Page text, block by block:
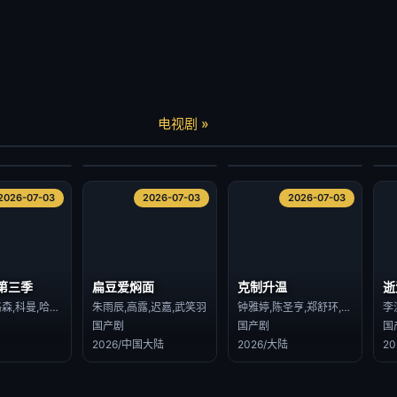
电视剧 »
07-03
2026/台湾
2026-07-03
2026/大陆
2026-07-03
三季
丽贝卡·弗格森,科曼,哈丽特·瓦尔特,才那扎·乌奇,阿维·纳什,亚历山大·莱利,肖恩·麦克雷,雷米·米尔纳,里克·戈麦斯,比利·波斯尔思韦特,克莱尔·珀金斯,阿什利·祖克曼,杰西卡·亨维克,劳拉·伊内斯,杰西卡·布朗·芬德利,莫文·克里斯蒂,里德·伯尼,马特·克拉文,科林·汉克斯,史蒂夫·扎恩
07-03
扁豆爱焖面
朱雨辰,高露,迟嘉,武笑羽
国产剧
2026/中国大陆
2026-07-03
克制升温
钟雅婷,陈圣亨,郑舒环,姚星灏,王蕴凡,周沐,赵漾,芦鑫,丁晓明,林子璐,从瑞麟,孙征宇
国产剧
2026/大陆
2026-07-03
李
国